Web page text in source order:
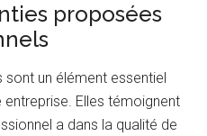
proposées
sont un élément essentiel
entreprise. Elles témoignent
a dans la qualité de